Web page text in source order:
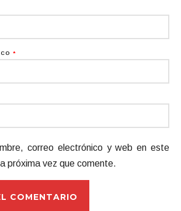
*
correo electrónico y web en este
próxima vez que comente.